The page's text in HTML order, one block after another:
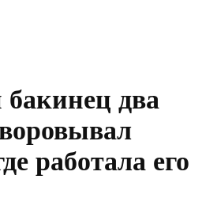
бакинец два
работала его